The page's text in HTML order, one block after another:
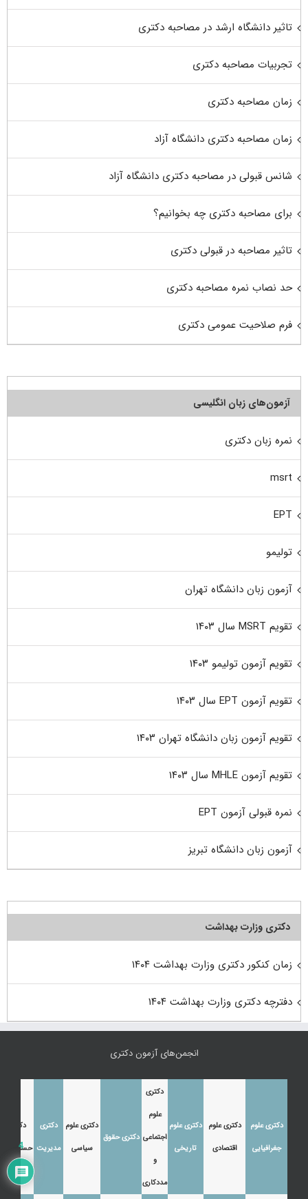
تاثیر دانشگاه ارشد در مصاحبه دکتری
تجربیات مصاحبه دکتری
زمان مصاحبه دکتری
زمان مصاحبه دکتری دانشگاه آزاد
شانس قبولی در مصاحبه دکتری دانشگاه آزاد
برای مصاحبه دکتری چه بخوانیم؟
تاثیر مصاحبه در قبولی دکتری
حد نصاب نمره مصاحبه دکتری
فرم صلاحیت عمومی دکتری
آزمون‌های زبان انگلیسی
نمره زبان دکتری
msrt
EPT
تولیمو
آزمون زبان دانشگاه تهران
تقویم MSRT سال ۱۴۰۳
تقویم آزمون تولیمو ۱۴۰۳
تقویم آزمون EPT سال ۱۴۰۳
تقویم آزمون زبان دانشگاه تهران ۱۴۰۳
تقویم آزمون MHLE سال ۱۴۰۳
نمره قبولی آزمون EPT
آزمون زبان دانشگاه تبریز
دکتری وزارت بهداشت
زمان کنکور دکتری وزارت بهداشت ۱۴۰۴
دفترچه دکتری وزارت بهداشت ۱۴۰۴
انجمن‌های آزمون دکتری
دکتری علوم
جغرافیایی
دکتری علوم
اقتصادی
دکتری علوم
تاریخی
دکتری
علوم
اجتماعی
و
مددکاری
دکتری حقوق
دکتری علوم
سیاسی
دکتری
مدیریت
دکتری
حسابداری
4